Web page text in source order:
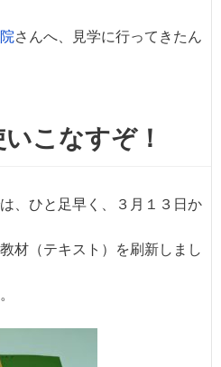
さんへ、見学に行ってきたん
こなすぞ！
、ひと足早く、３月１３日か
材（テキスト）を刷新しまし